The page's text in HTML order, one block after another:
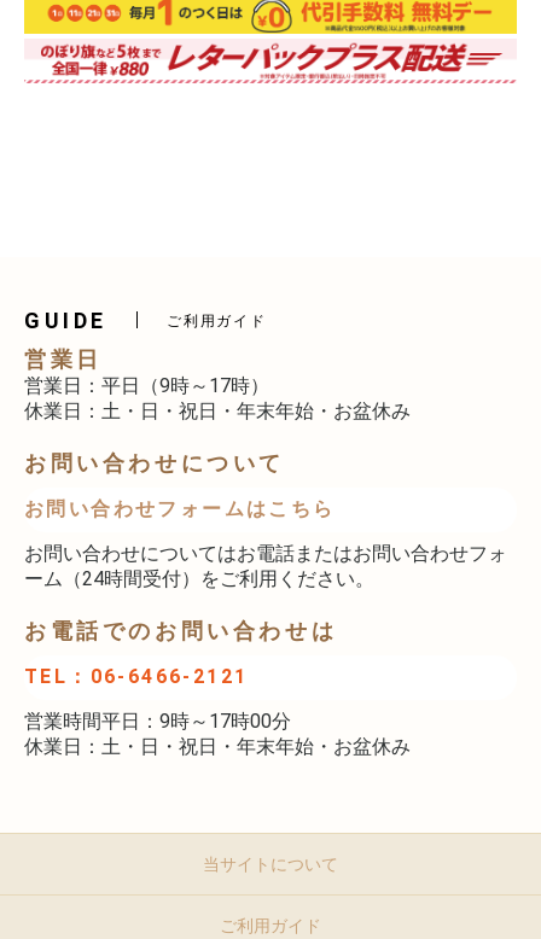
GUIDE ご利用ガイド
営業日
営業日：平日（9時～17時）
休業日：土・日・祝日・年末年始・お盆休み
お問い合わせについて
お問い合わせフォームはこちら
お問い合わせについてはお電話またはお問い合わせフォ
ーム（24時間受付）をご利用ください。
お電話でのお問い合わせは
TEL：06-6466-2121
営業時間平日：9時～17時00分
休業日：土・日・祝日・年末年始・お盆休み
当サイトについて
ご利用ガイド